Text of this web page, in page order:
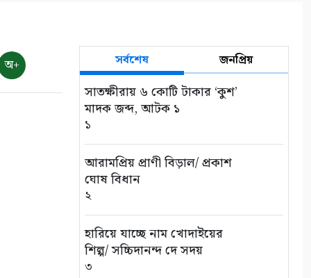
অ+ সর্বশেষ জনপ্রিয়
সাতক্ষীরায় ৬ কোটি টাকার ‘কুশ’
মাদক জব্দ, আটক ১
১
আরামপ্রিয় প্রাণী বিড়াল/ প্রকাশ
ঘোষ বিধান
২
হারিয়ে যাচ্ছে নাম খোদাইয়ের
শিল্প/ সচ্চিদানন্দ দে সদয়
৩